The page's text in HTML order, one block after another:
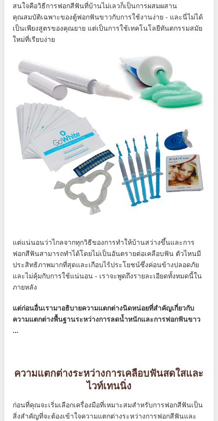
สนใจคือวิธีการฟอกสีฟันที่บ้านไม่เลวก็เป็นการผสมผสาน
คุณสมบัติเฉพาะของตู้ฟอกฟันขาวกับการใช้งานง่าย - และนี่ไม่ได้
เป็นเพียงสูตรของคุณยาย แต่เป็นการใช้เทคโนโลยีทันตกรรมสมัย
ใหม่ที่เรียบง่าย
แต่แน่นอนว่าไกลจากทุกวิธีของการทำให้บ้านสว่างขึ้นและการ
ฟอกสีฟันสามารถทำได้โดยไม่เป็นอันตรายต่อเคลือบฟัน ตัวไหนมี
ประสิทธิภาพมากที่สุดและเกือบไร้ประโยชน์ซึ่งค่อนข้างปลอดภัย
และไม่คุ้มกับการใช้แน่นอน - เราจะพูดถึงรายละเอียดทั้งหมดนี้ใน
ภายหลัง
แต่ก่อนอื่นเรามาอธิบายความแตกต่างนิดหน่อยที่สำคัญเกี่ยวกับ
ความแตกต่างพื้นฐานระหว่างการลดน้ำหนักและการฟอกฟันขาว
...
ความแตกต่างระหว่างการเคลือบฟันสดใสและ
ไวท์เทนนิ่ง
ก่อนที่คุณจะเริ่มเลือกเครื่องมือที่เหมาะสมสำหรับการฟอกสีฟันเป็น
สิ่งสำคัญที่จะต้องเข้าใจความแตกต่างระหว่างการฟอกสีฟันและ